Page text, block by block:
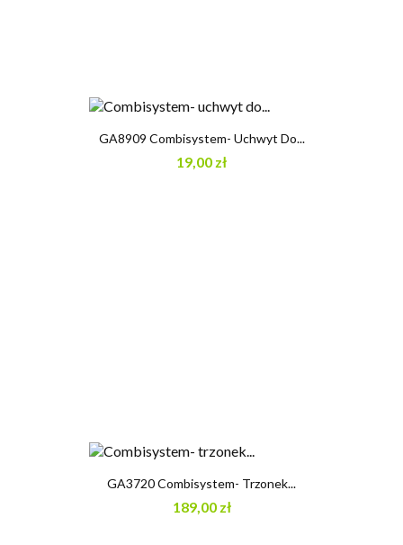
GA8909 Combisystem- Uchwyt Do...
19,00 zł
GA3720 Combisystem- Trzonek...
189,00 zł